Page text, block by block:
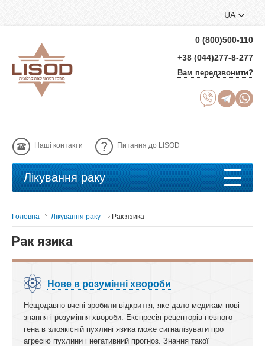
UA
0 (800)500-110
+38 (044)277-8-277
Вам передзвонити?
Наші контакти Питання до LISOD
Лікування раку
Головна Лікування раку Рак язика
Рак язика
Нове в розумінні хвороби
Нещодавно вчені зробили відкриття, яке дало медикам нові
знання і розуміння хвороби. Експресія рецепторів певного
гена в злоякісній пухлині язика може сигналізувати про
агресію пухлини і негативний прогноз. Знання такої